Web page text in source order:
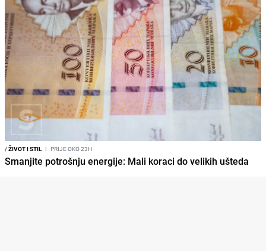
/ŽIVOT I STIL I PRIJE OKO 23H
Smanjite potrošnju energije: Mali koraci do velikih ušteda